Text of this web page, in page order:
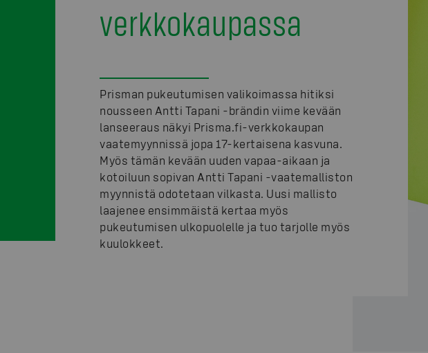
verkkokaupassa
Prisman pukeutumisen valikoimassa hitiksi
nousseen Antti Tapani -brändin viime kevään
lanseeraus näkyi Prisma.fi-verkkokaupan
vaatemyynnissä jopa 17-kertaisena kasvuna.
Myös tämän kevään uuden vapaa-aikaan ja
kotoiluun sopivan Antti Tapani -vaatemalliston
myynnistä odotetaan vilkasta. Uusi mallisto
laajenee ensimmäistä kertaa myös
pukeutumisen ulkopuolelle ja tuo tarjolle myös
kuulokkeet.